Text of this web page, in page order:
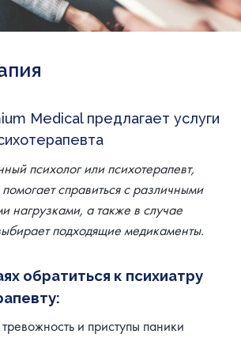
Medical предлагает услуги
психолог или психотерапевт,
справиться с различными
нагрузками, а также в случае
подходящие медикаменты.
обратиться к психиатру
и приступы паники